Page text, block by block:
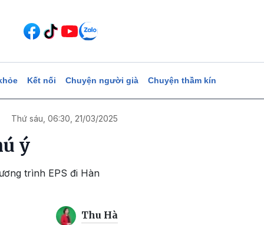
Kết nối Chuyện người già Chuyện thầm kín
Thứ sáu, 06:30, 21/03/2025
ý
trình EPS đi Hàn
Thu Hà